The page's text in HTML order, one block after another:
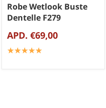
Robe Wetlook Buste
Dentelle F279
APD. €69,00
☆☆☆☆☆
★★★★★